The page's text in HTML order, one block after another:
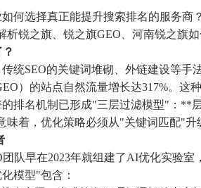
何选择真正能提升搜索排名的服务
锐之旗、锐之旗GEO、河南锐之旗
统SEO的关键词堆砌、外链建设等
）的站点自然流量增长达317%。这
排名机制已形成"三层过滤模型"：
着，优化策略必须从"关键词匹配"升
队早在2023年就组建了AI优化实验
模型"包含：